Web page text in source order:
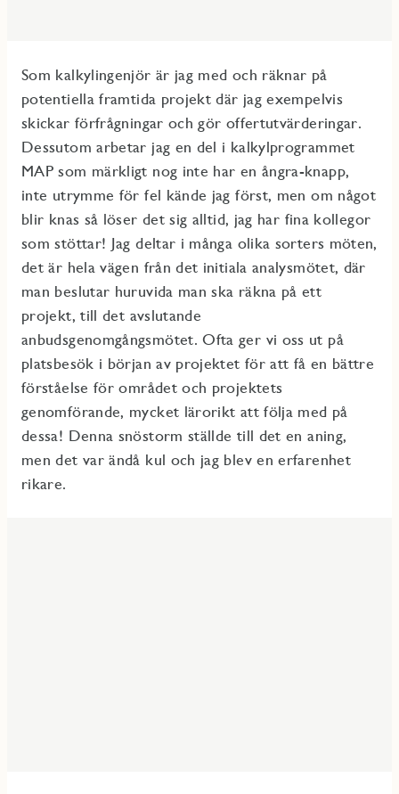
Som kalkylingenjör är jag med och räknar på
potentiella framtida projekt där jag exempelvis
skickar förfrågningar och gör offertutvärderingar.
Dessutom arbetar jag en del i kalkylprogrammet
MAP som märkligt nog inte har en ångra-knapp,
inte utrymme för fel kände jag först, men om något
blir knas så löser det sig alltid, jag har fina kollegor
som stöttar! Jag deltar i många olika sorters möten,
det är hela vägen från det initiala analysmötet, där
man beslutar huruvida man ska räkna på ett
projekt, till det avslutande
anbudsgenomgångsmötet. Ofta ger vi oss ut på
platsbesök i början av projektet för att få en bättre
förståelse för området och projektets
genomförande, mycket lärorikt att följa med på
dessa! Denna snöstorm ställde till det en aning,
men det var ändå kul och jag blev en erfarenhet
rikare.